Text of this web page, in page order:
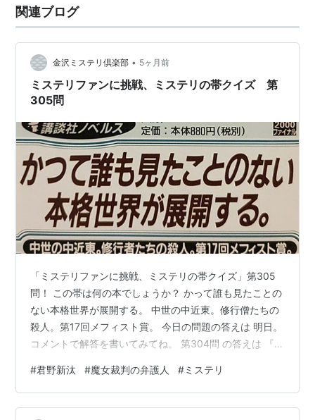
ている世界のミステリーなので、まず作者はどのような
ものが魔女による殺害なのかというのを提示する。その
関連ブログ
金沢ミステリ倶楽部 • 5ヶ月前
ミステリファンに挑戦、ミステリの帯クイズ 第
305問
「ミステリファンに挑戦、ミステリの帯クイズ」第305
問！ この帯は何の本でしょうか？ かって誰も見たことの
ない本格世界が展開する。 中世の中近東。修行僧たちの
殺人。第17回メフィスト賞。 今日の問題の答えは 明日。
コメントで解答を書いてみてね。 第304問 の答えは 『魔
君野さんはこの作品で「このミステリーがすごい！」大
賞の隠し玉としてデビューし、『本格ミステリ・ベスト
10 2026』で20位でした。 3月21日（土）に「南海遊✕
#君野新汰 #魔女裁判の弁護人 #ミステリ